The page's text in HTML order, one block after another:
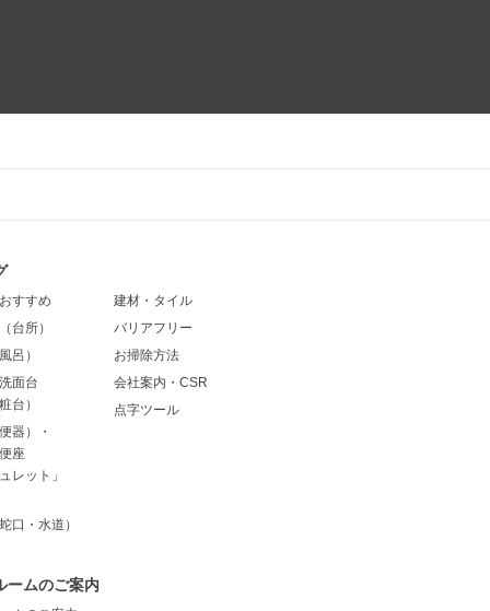
すすめ
台所）
呂）
面台
台）
器）・
座
レット」
口・水道）
建材・タイル
バリアフリー
お掃除方法
会社案内・CSR
点字ツール
ームのご案内